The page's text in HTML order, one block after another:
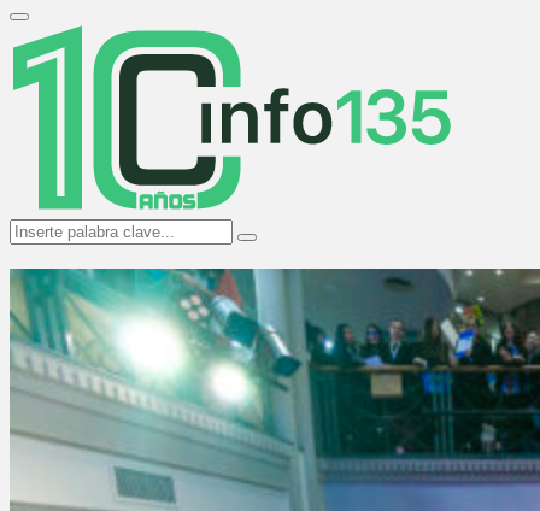
Primary
Menu
Search
for:
Search